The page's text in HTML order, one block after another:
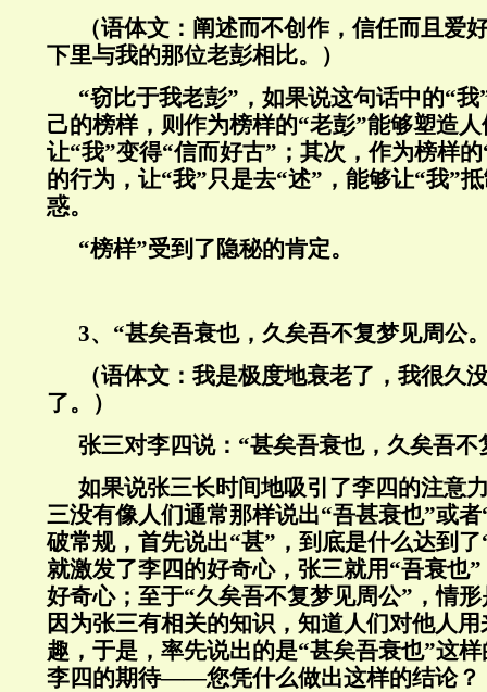
（语体文：阐述而不创作，信任而且爱
下里与我的那位老彭相比。）
“窃比于我老彭”，如果说这句话中的“
己的榜样，则作为榜样的“老彭”能够塑造
让“我”变得“信而好古”；其次，作为榜样
的行为，让“我”只是去“述”，能够让“我”
惑。
“榜样”受到了隐秘的肯定。
3、“甚矣吾衰也，久矣吾不复梦见周公
（语体文：我是极度地衰老了，我很久
了。）
张三对李四说：“甚矣吾衰也，久矣吾不
如果说张三长时间地吸引了李四的注意
三没有像人们通常那样说出“吾甚衰也”或
破常规，首先说出“甚”，到底是什么达到
就激发了李四的好奇心，张三就用“吾衰也
好奇心；至于“久矣吾不复梦见周公”，情
因为张三有相关的知识，知道人们对他人
趣，于是，率先说出的是“甚矣吾衰也”这
李四的期待——您凭什么做出这样的结论？